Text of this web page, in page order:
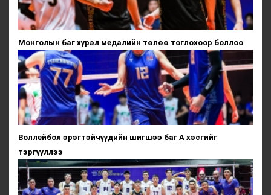
Монголын баг хүрэл медалийн төлөө тоглохоор боллоо
Воллейбол эрэгтэйчүүдийн шигшээ баг А хэсгийг
тэргүүллээ